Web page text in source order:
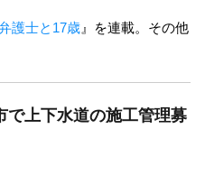
護士と17歳 』を連載。その他
で上下水道の施工管理募